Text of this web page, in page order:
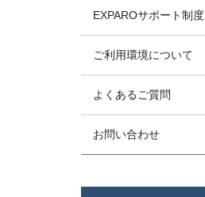
EXPAROサポート制度
ご利用環境について
よくあるご質問
お問い合わせ